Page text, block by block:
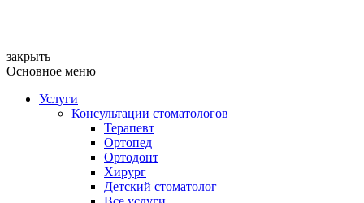
закрыть
Основное меню
Услуги
Консультации стоматологов
Терапевт
Ортопед
Ортодонт
Хирург
Детский стоматолог